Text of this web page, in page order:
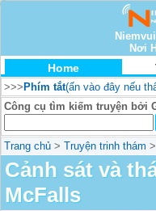
Nơi
Home
>>>Phím tắt(ấn vào đây nếu
Công cụ tìm kiếm truyện bởi
Trang chủ > Truyện trinh thám >
Cảnh sát và
McFalls